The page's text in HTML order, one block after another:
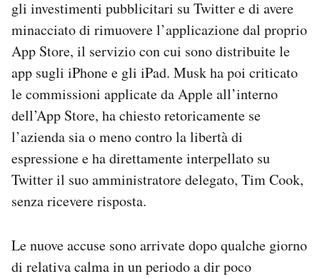
Regala il Post
Hai bisogno di aiuto?
Esci
gli investimenti pubblicitari su Twitter e di avere
minacciato di rimuovere l’applicazione dal proprio
App Store, il servizio con cui sono distribuite le
app sugli iPhone e gli iPad. Musk ha poi criticato
le commissioni applicate da Apple all’interno
dell’App Store, ha chiesto retoricamente se
l’azienda sia o meno contro la libertà di
espressione e ha direttamente interpellato su
Twitter il suo amministratore delegato, Tim Cook,
senza ricevere risposta.
Le nuove accuse sono arrivate dopo qualche giorno
di relativa calma in un periodo a dir poco